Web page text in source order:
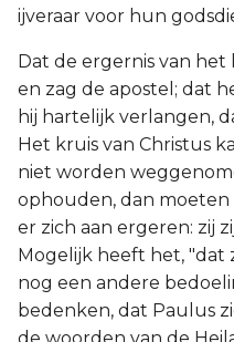
ijveraar voor hun
Dat de ergernis van
en zag de apostel; dat
hij hartelijk verlangen,
Het kruis van Christus
niet worden
ophouden, dan moeten
er zich aan ergeren: zij
Mogelijk heeft het, "dat
nog een andere
bedenken, dat Paulus